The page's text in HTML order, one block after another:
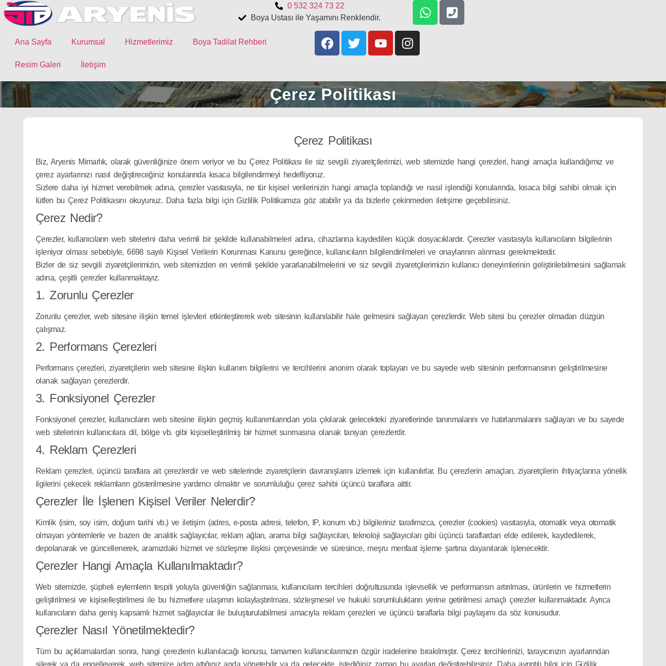
0 532 324 73 22
Boya Ustası ile Yaşamını Renklendir.
Ana Sayfa Kurumsal Hizmetlerimiz Boya Tadilat Rehberi
Resim Galeri İletişim
Çerez Politikası
Çerez Politikası
Biz, Aryenis Mimarlık, olarak güvenliğinize önem veriyor ve bu Çerez Politikası ile siz sevgili ziyaretçilerimizi, web sitemizde hangi çerezleri, hangi amaçla kullandığımız ve
çerez ayarlarınızı nasıl değiştireceğiniz konularında kısaca bilgilendirmeyi hedefliyoruz.
Sizlere daha iyi hizmet verebilmek adına, çerezler vasıtasıyla, ne tür kişisel verilerinizin hangi amaçla toplandığı ve nasıl işlendiği konularında, kısaca bilgi sahibi olmak için
lütfen bu Çerez Politikasını okuyunuz. Daha fazla bilgi için Gizlilik Politikamıza göz atabilir ya da bizlerle çekinmeden iletişime geçebilirsiniz.
Çerez Nedir?
Çerezler, kullanıcıların web sitelerini daha verimli bir şekilde kullanabilmeleri adına, cihazlarına kaydedilen küçük dosyacıklardır. Çerezler vasıtasıyla kullanıcıların bilgilerinin
işleniyor olması sebebiyle, 6698 sayılı Kişisel Verilerin Korunması Kanunu gereğince, kullanıcıların bilgilendirilmeleri ve onaylarının alınması gerekmektedir.
Bizler de siz sevgili ziyaretçilerimizin, web sitemizden en verimli şekilde yararlanabilmelerini ve siz sevgili ziyaretçilerimizin kullanıcı deneyimlerinin geliştirilebilmesini sağlamak
adına, çeşitli çerezler kullanmaktayız.
1. Zorunlu Çerezler
Zorunlu çerezler, web sitesine ilişkin temel işlevleri etkinleştirerek web sitesinin kullanılabilir hale gelmesini sağlayan çerezlerdir. Web sitesi bu çerezler olmadan düzgün
çalışmaz.
2. Performans Çerezleri
Performans çerezleri, ziyaretçilerin web sitesine ilişkin kullanım bilgilerini ve tercihlerini anonim olarak toplayan ve bu sayede web sitesinin performansının geliştirilmesine
olanak sağlayan çerezlerdir.
3. Fonksiyonel Çerezler
Fonksiyonel çerezler, kullanıcıların web sitesine ilişkin geçmiş kullanımlarından yola çıkılarak gelecekteki ziyaretlerinde tanınmalarını ve hatırlanmalarını sağlayan ve bu sayede
web sitelerinin kullanıcılara dil, bölge vb. gibi kişiselleştirilmiş bir hizmet sunmasına olanak tanıyan çerezlerdir.
4. Reklam Çerezleri
Reklam çerezleri, üçüncü taraflara ait çerezlerdir ve web sitelerinde ziyaretçilerin davranışlarını izlemek için kullanılırlar. Bu çerezlerin amaçları, ziyaretçilerin ihtiyaçlarına yönelik
ilgilerini çekecek reklamların gösterilmesine yardımcı olmaktır ve sorumluluğu çerez sahibi üçüncü taraflara aittir.
Çerezler İle İşlenen Kişisel Veriler Nelerdir?
Kimlik (isim, soy isim, doğum tarihi vb.) ve iletişim (adres, e-posta adresi, telefon, IP, konum vb.) bilgileriniz tarafımızca, çerezler (cookies) vasıtasıyla, otomatik veya otomatik
olmayan yöntemlerle ve bazen de analitik sağlayıcılar, reklam ağları, arama bilgi sağlayıcıları, teknoloji sağlayıcıları gibi üçüncü taraflardan elde edilerek, kaydedilerek,
depolanarak ve güncellenerek, aramızdaki hizmet ve sözleşme ilişkisi çerçevesinde ve süresince, meşru menfaat işleme şartına dayanılarak işlenecektir.
Çerezler Hangi Amaçla Kullanılmaktadır?
Web sitemizde, şüpheli eylemlerin tespiti yoluyla güvenliğin sağlanması, kullanıcıların tercihleri doğrultusunda işlevsellik ve performansın artırılması, ürünlerin ve hizmetlerin
geliştirilmesi ve kişiselleştirilmesi ile bu hizmetlere ulaşımın kolaylaştırılması, sözleşmesel ve hukuki sorumlulukların yerine getirilmesi amaçlı çerezler kullanmaktadır. Ayrıca
kullanıcıların daha geniş kapsamlı hizmet sağlayıcılar ile buluşturulabilmesi amacıyla reklam çerezleri ve üçüncü taraflarla bilgi paylaşımı da söz konusudur.
Çerezler Nasıl Yönetilmektedir?
Tüm bu açıklamalardan sonra, hangi çerezlerin kullanılacağı konusu, tamamen kullanıcılarımızın özgür iradelerine bırakılmıştır. Çerez tercihlerinizi, tarayıcınızın ayarlarından
silerek ya da engelleyerek, web sitemize adım attığınız anda yönetebilir ya da gelecekte, istediğiniz zaman bu ayarları değiştirebilirsiniz. Daha ayrıntılı bilgi için Gizlilik